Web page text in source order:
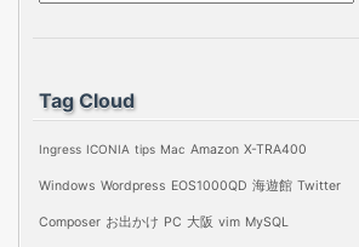
ブ
Tag Cloud
Ingress ICONIA tips Mac Amazon X-TRA400
Windows Wordpress EOS1000QD 海遊館 Twitter
Composer お出かけ PC 大阪 vim MySQL